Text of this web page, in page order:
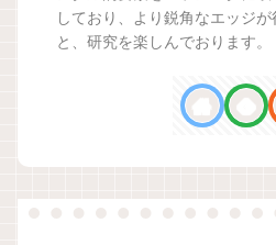
しており、より鋭角なエッジ
と、研究を楽しんでおります。